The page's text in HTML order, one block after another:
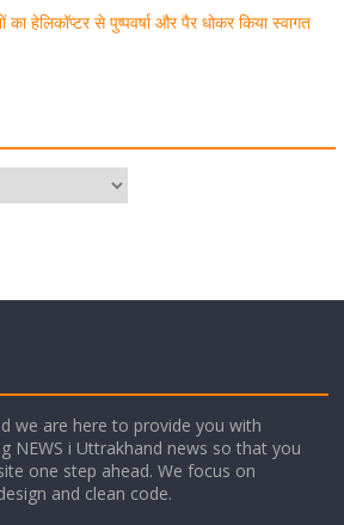
पुष्कर सिंह धामी ने किया मसूरी विधानसभा में विभिन्न
पुष्कर सिंह धामी ने सुनीं जनसमस्याएं, अधिकारियों को
मुख्यमंत्री ने प्रदान की विभिन्न विकास योजनाओं एवं निर्माण कार्यों के
₹ 227 करोड़ की वित्तीय स्वीकृति
August 1, 2026
का हेलिकॉप्टर से पुष्पवर्षा और पैर धोकर किया स्वागत
we are here to provide you with
NEWS i Uttrakhand news so that you
one step ahead. We focus on
and clean code.